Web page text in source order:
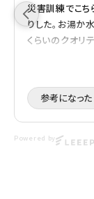
災害訓練でこち
りした。お湯か
くらいのクオリ
く病気の時も
購入済み
参考になった️
Powered by